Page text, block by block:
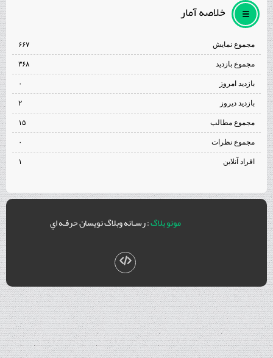
خلاصه آمار
مجموع نمایش‌ ۶۶۷
مجموع بازدید ۳۶۸
بازدید امروز
بازدید دیروز
مجموع مطالب
مجموع نظرات
افراد آنلاین
مونو بلاگ: رسـانه وبلاگ نويسان حرفـه اي